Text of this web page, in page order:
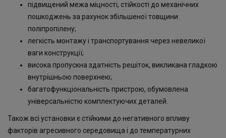
підвищений межа міцності, стійкості до механічних
пошкоджень за рахунок збільшеної товщини
поліпропілену;
легкість монтажу і транспортування через невеликої
ваги конструкції;
висока пропускна здатність решіток, викликана гладкою
внутрішньою поверхнею;
багатофункціональність пристрою, обумовлена ​​
універсальністю комплектуючих деталей.
Також всі установки є стійкими до негативного впливу
факторів агресивного середовища і до температурних